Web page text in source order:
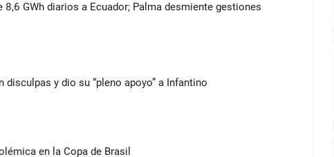
GWh diarios a Ecuador; Palma desmiente gestiones
y dio su “pleno apoyo” a Infantino
en la Copa de Brasil